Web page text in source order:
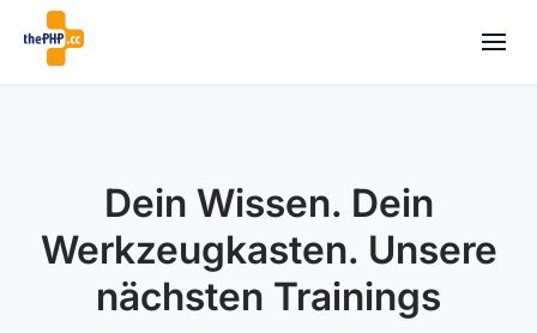
Dein Wissen. Dein
Werkzeugkasten. Unsere
nächsten Trainings